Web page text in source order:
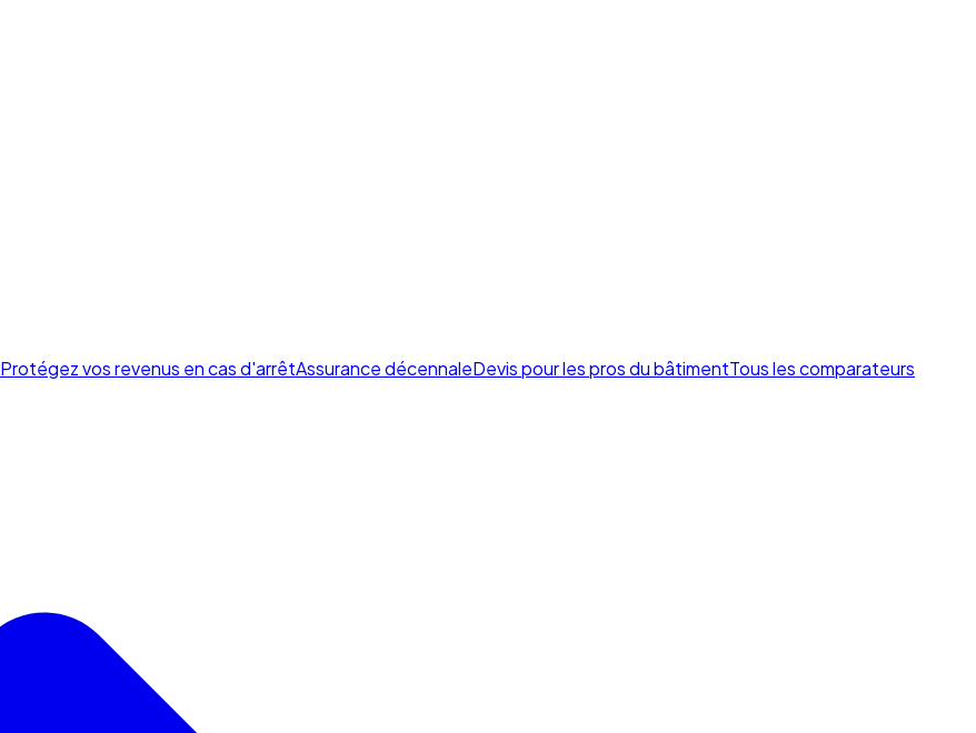
Protégez vos revenus en cas d'arrêtAssurance décennaleDevis pour les pros du bâtimentTous les comparateurs